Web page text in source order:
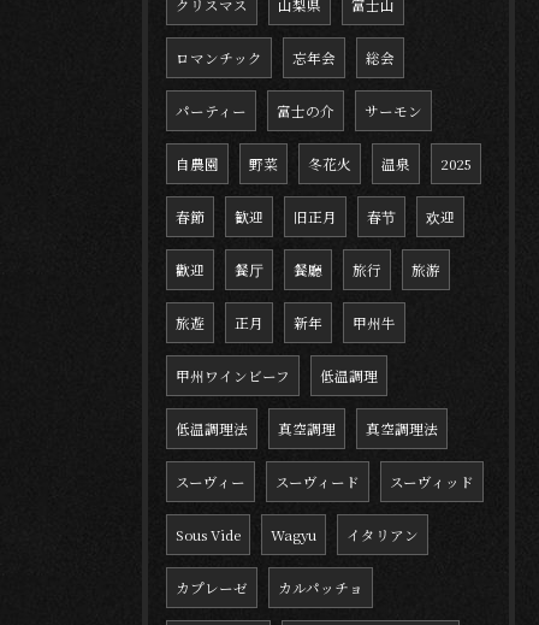
クリスマス 山梨県 富士山
ロマンチック 忘年会 総会
パーティー 富士の介 サーモン
自農園 野菜 冬花火 温泉 2025
春節 歓迎 旧正月 春节 欢迎
歡迎 餐厅 餐廳 旅行 旅游
旅遊 正月 新年 甲州牛
甲州ワインビーフ 低温調理
低温調理法 真空調理 真空調理法
スーヴィー スーヴィード スーヴィッド
Sous Vide Wagyu イタリアン
カプレーゼ カルパッチョ